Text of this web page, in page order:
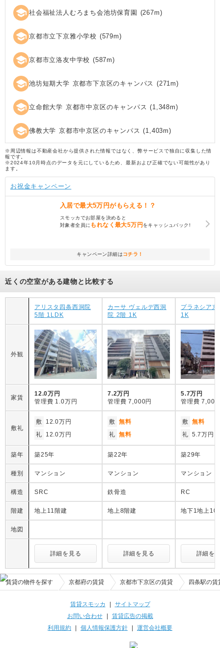
school 社会福祉法人むろまち会池坊保育園 (267m)
school 京都市立下京雅小学校 (579m)
school 京都市立洛友中学校 (587m)
school 池坊短期大学 京都市下京区のキャンパス (271m)
school 立命館大学 京都市中京区のキャンパス (1,348m)
school 佛教大学 京都市中京区のキャンパス (1,403m)
※周辺情報は不動産会社から提供された情報ではなく、弊サービスで独自に収集した情
報です。
※2024年10月時点のデータを元にしているため、最新および正確でない可能性があり
ます。
お祝金キャンペーン
入居で最大5万円がもらえる！？
スモッカでお部屋を決めると
対象者全員に もれなく最大5万円をキャッシュバック!
キャンペーン詳細はコチラ！
近くの空室がある建物と比較する
アリスタ四条西洞院
5階 1LDK
カーサ ヴェルデ西洞
院 2階 1K
プラネシア
1K
外観
家賃
12.0万円
管理費 1.0万円
7.2万円
管理費 7,000円
5.7万円
管理費 7,000
敷礼
敷
12.0万円
礼
12.0万円
敷 無料
礼 無料
敷 無料
礼 5.7万円
築年 築25年 築22年 築29年
種別 マンション マンション マンション
構造 SRC 鉄骨造 RC
階建 地上11階建 地上8階建 地下1地上10
地図
詳細を見る 詳細を見る 詳細を
賃貸の物件を探す 京都府の賃貸 京都市下京区の賃貸 四条駅の賃
賃貸スモッカ | サイトマップ
お問い合わせ| 賃貸広告の掲載
利用規約 | 個人情報保護方針 | 運営会社概要